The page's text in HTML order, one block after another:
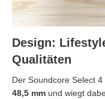
Design:
Qualitäten
Der Soundcore Select
48,5 mm und wiegt